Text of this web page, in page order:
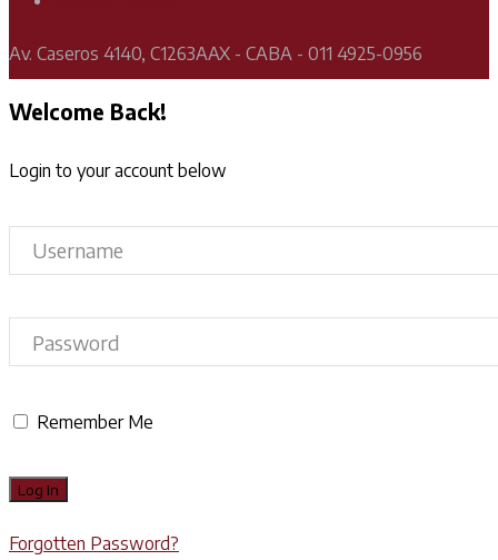
Av. Caseros 4140, C1263AAX - CABA - 011 4925-0956
Welcome Back!
Login to your account below
Remember Me
Forgotten Password?